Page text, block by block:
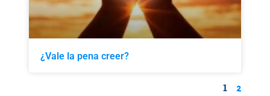
¿Vale la pena creer?
1 2